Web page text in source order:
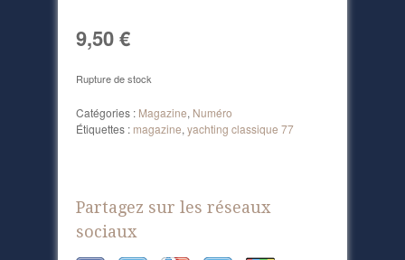
9,50€
Rupture de stock
Catégories : Magazine, Numéro
Étiquettes : magazine, yachting classique 77
Partagez sur les réseaux
sociaux